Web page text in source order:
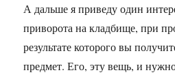
А дальше я приведу один
приворота на кладбище, при
результате которого вы
предмет. Его, эту вещь, и